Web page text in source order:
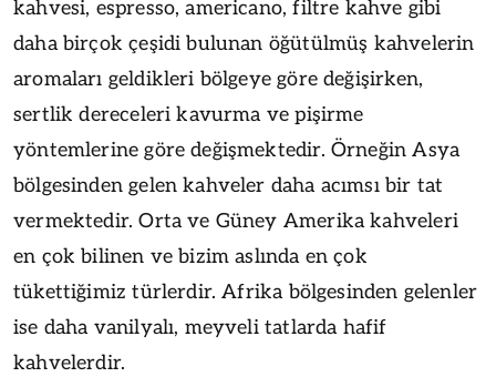
kahvesi, espresso, americano, filtre kahve gibi
daha birçok çeşidi bulunan öğütülmüş kahvelerin
aromaları geldikleri bölgeye göre değişirken,
sertlik dereceleri kavurma ve pişirme
yöntemlerine göre değişmektedir. Örneğin Asya
bölgesinden gelen kahveler daha acımsı bir tat
vermektedir. Orta ve Güney Amerika kahveleri
en çok bilinen ve bizim aslında en çok
tükettiğimiz türlerdir. Afrika bölgesinden gelenler
ise daha vanilyalı, meyveli tatlarda hafif
kahvelerdir.